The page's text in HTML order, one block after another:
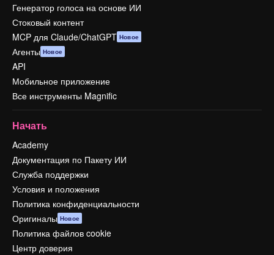
Генератор голоса на основе ИИ
Стоковый контент
MCP для Claude/ChatGPT Новое
Агенты Новое
API
Мобильное приложение
Все инструменты Magnific
Начать
Academy
Документация по Пакету ИИ
Служба поддержки
Условия и положения
Политика конфиденциальности
Оригиналы Новое
Политика файлов cookie
Центр доверия